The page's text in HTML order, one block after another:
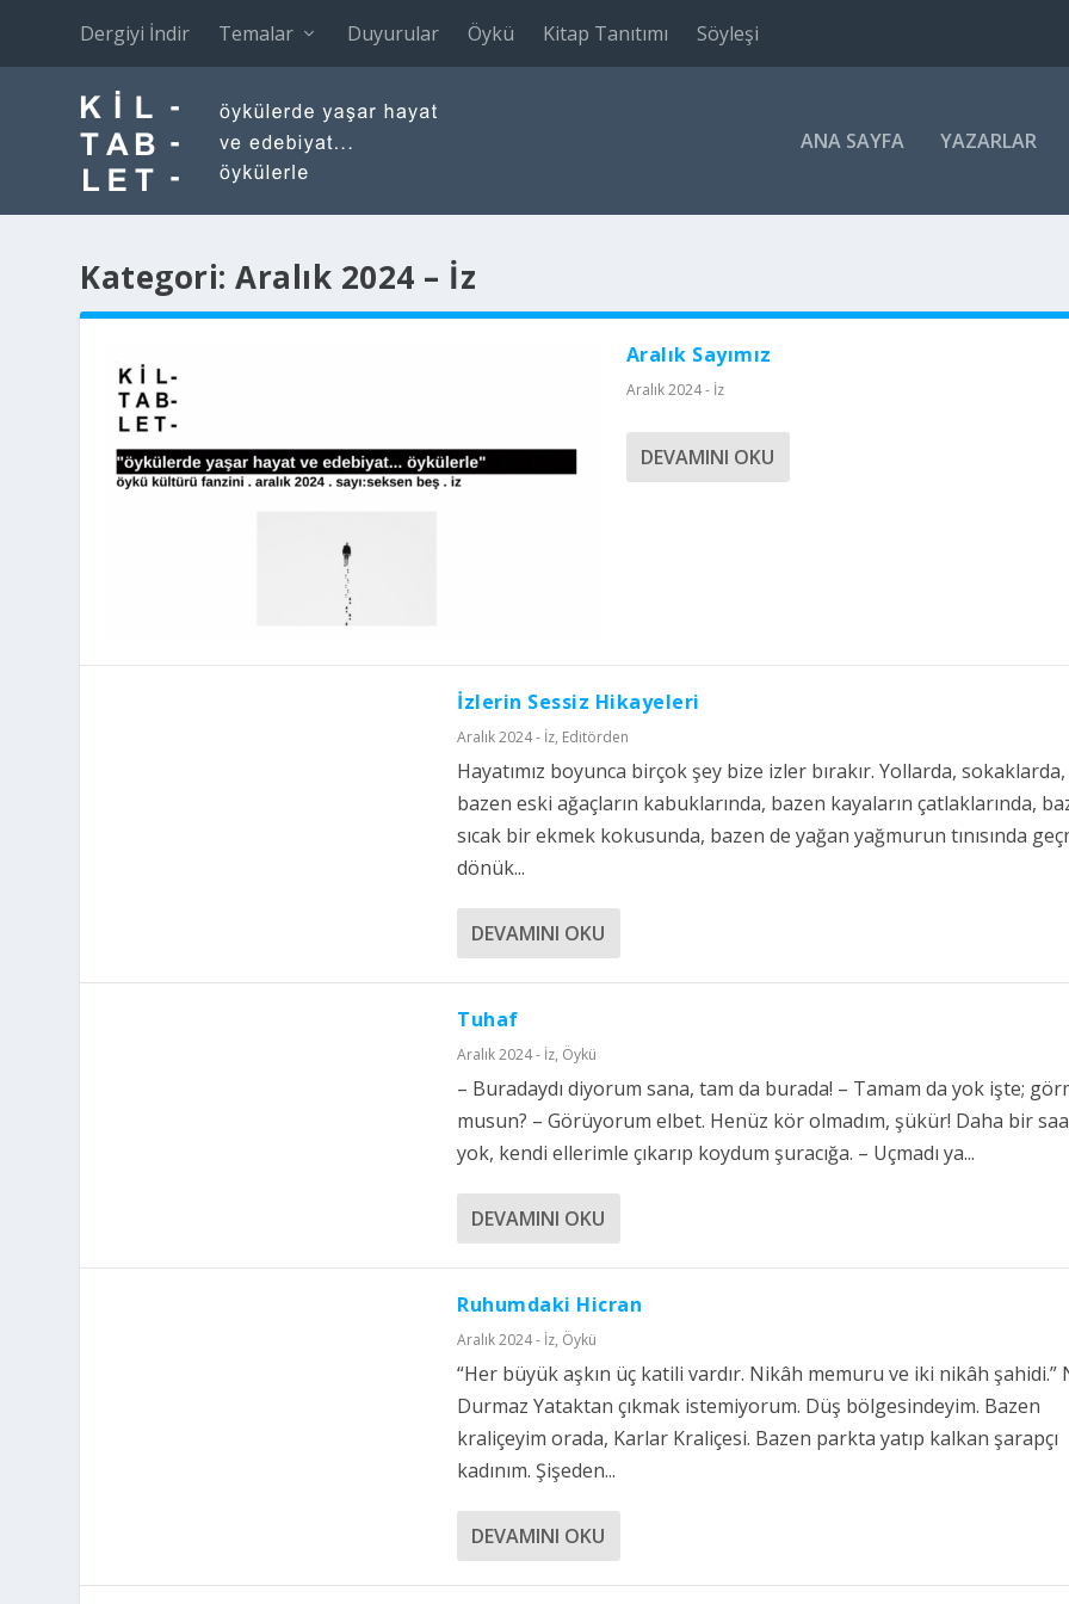
Dergiyi İndir Temalar Duyurular Öykü Kitap Tanıtımı Söyleşi
ANA SAYFA YAZARLAR
Kategori:Aralık 2024 – İz
Aralık Sayımız
Aralık 2024 - İz
DEVAMINI OKU
İzlerin Sessiz Hikayeleri
Aralık 2024 - İz, Editörden
Hayatımız boyunca birçok şey bize izler bırakır. Yollarda, sokaklarda,
bazen eski ağaçların kabuklarında, bazen kayaların çatlaklarında,
sıcak bir ekmek kokusunda, bazen de yağan yağmurun tınısında
dönük...
DEVAMINI OKU
Tuhaf
Aralık 2024 - İz, Öykü
– Buradaydı diyorum sana, tam da burada! – Tamam da yok işte;
musun? – Görüyorum elbet. Henüz kör olmadım, şükür! Daha bir
yok, kendi ellerimle çıkarıp koydum şuracığa. – Uçmadı ya...
DEVAMINI OKU
Ruhumdaki Hicran
Aralık 2024 - İz, Öykü
“Her büyük aşkın üç katili vardır. Nikâh memuru ve iki nikâh şahidi.”
Durmaz Yataktan çıkmak istemiyorum. Düş bölgesindeyim. Bazen
kraliçeyim orada, Karlar Kraliçesi. Bazen parkta yatıp kalkan şarapçı
kadınım. Şişeden...
DEVAMINI OKU